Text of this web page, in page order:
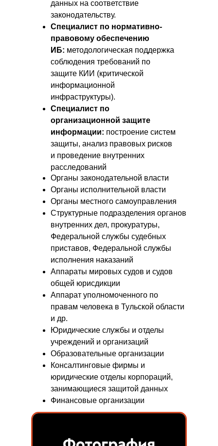
данных на соответствие
законодательству.
Специалист по нормативно-
правовому обеспечению
ИБ: методологическая поддержка
соблюдения требований по
защите КИИ (критической
информационной
инфраструктуры).
Специалист по
организационной защите
информации: построение систем
защиты, анализ правовых рисков
и проведение внутренних
расследований
Органы законодательной власти
Органы исполнительной власти
Органы местного самоуправления
Структурные подразделения органов
внутренних дел, прокуратуры,
Федеральной службы судебных
приставов, Федеральной службы
исполнения наказаний
Аппараты мировых судов и судов
общей юрисдикции
Аппарат уполномоченного по
правам человека в Тульской области
и др.
Юридические службы и отделы
учреждений и организаций
Образовательные организации
Консалтинговые фирмы и
юридические отделы корпораций,
занимающиеся защитой данных
Финансовые организации